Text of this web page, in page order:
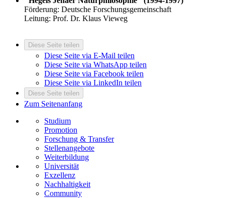
Förderung: Deutsche Forschungsgemeinschaft
Leitung: Prof. Dr. Klaus Vieweg
Diese Seite teilen
Diese Seite via E-Mail teilen
Diese Seite via WhatsApp teilen
Diese Seite via Facebook teilen
Diese Seite via LinkedIn teilen
Diese Seite teilen
Zum Seitenanfang
Studium
Promotion
Forschung & Transfer
Stellenangebote
Weiterbildung
Universität
Exzellenz
Nachhaltigkeit
Community